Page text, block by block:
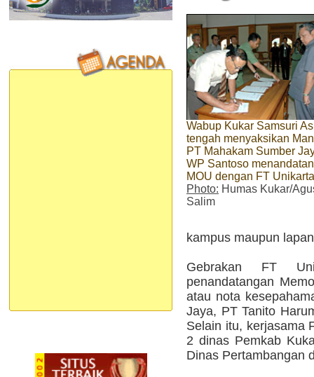
Wabup Kukar Samsuri
tengah menyaksikan
PT Mahakam Sumber
WP Santoso
MOU dengan FT Unikarta
Photo: Humas Kukar/
Salim
kampus maupun
Gebrakan FT
penandatangan
atau nota
Jaya, PT Tanito
Selain itu, kerjasama
2 dinas Pemkab
Dinas Pertambangan